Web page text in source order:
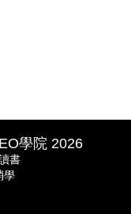
學院 2026
書
學